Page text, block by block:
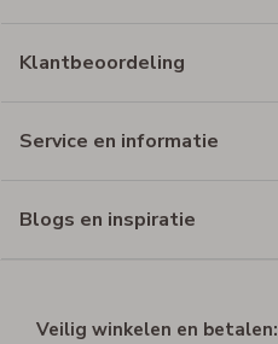
Klantbeoordeling
Service en informatie
Blogs en inspiratie
Veilig winkelen en betalen: